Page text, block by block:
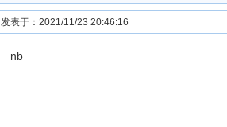
发表于：2021/11/23 20:46:16
nb